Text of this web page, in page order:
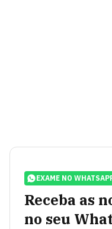
EXAME NO
Receba as
no seu